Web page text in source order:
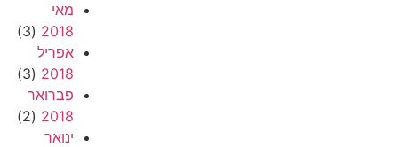
מאי
2018
(3)
אפריל
2018
(3)
פברואר
2018
(2)
ינואר